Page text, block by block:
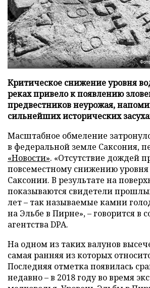
Критическое снижение уровня
реках привело к появлению
предвестников неурожая,
сильнейших исторических
Масштабное обмеление
в федеральной земле Саксония,
«Новости». «Отсутствие дождей
повсеместному снижению уровня
Саксонии. В результате на
показываются свидетели
лет – так называемые камни
на Эльбе в Пирне», – говорится в
агентства DPA.
На одном из таких валунов
самая ранняя из которых
Последняя отметка появилась
недавно – в 2018 году во время